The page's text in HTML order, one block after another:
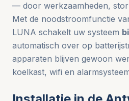
— door werkzaamheden,
Met de noodstroomfunctie
LUNA schakelt uw systeem
automatisch over op
apparaten blijven gewoon
koelkast, wifi en